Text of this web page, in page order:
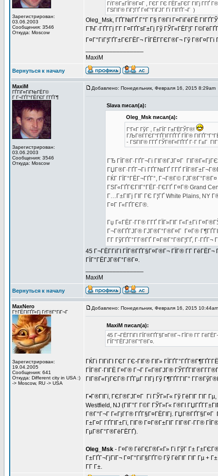
Зарегистрирован:
03.06.2003
Сообщения: 3546
Откуда: Moscow
ГѓГ®Г±ГЇГ®Г¤Г , ГЄГ ГЄ ГЁГ±ГЄГ ГІГј Г­ГҐ
ГЅГІГ® ГіГ¦ГҐ Г¤Г°ГіГЈГ Гї ГІГҐГ¬Г )
Oleg_Msk, ГҐГ№ГҐ Г°Г Г§ Г®ГІ Г¤ГіГёГЁ
ГЋГ·ГҐГ­Гј Г­Г Г¤ГҐГѕГ±Гј Гў ГЎГ«ГЁГ¦Г
Г¤Г°ГіГ¦ГҐГ±ГЄГЁГ¬ ГЇГЁГ­ГЄГ®Г¬ Гў Г®Г¤Г­Гі
MaxiM
Вернуться к началу
MaxiM
ГЃГіГ¤ГіГ№ГЁГ©
Г Г¬ГҐГ°ГЁГЄГ Г­ГҐГ¶
Зарегистрирован:
03.06.2003
Сообщения: 3546
Откуда: Moscow
Добавлено: Понедельник, Февраля 16, 2015 8:29am
Slava писал(а):
Oleg_Msk писал(а):
Г‘Г«Г ГўГ , Г±ГЇГ Г±ГЁГЎГ®!
ГЉГ®Г­ГЄГ°ГҐГІГ­ГҐГҐ ГЇГ®
- ГЅГІГ® Г­ГҐ ГЎГ®Г«ГҐГҐ Г·Г Г±Г
ГЂ ГЇГ®Г·ГҐГ¬Гі ГІГ®ГЈГ¤Г
ГЏГ®Г·ГҐГ¬Гі ГҐГ№ГҐ Г­ГҐ
ГЌГ ГЇГ°ГЁГ¬ГҐГ°, Г¬Г®Г©
ГЅГ«ГҐГЄГІГ°ГЁГ·ГЄГҐ Г¤Г® Grand
Г…Г±ГІГј ГІГ ГЄ Г¦ГҐ White Plains, NY
Г¤Г Г«ГҐГЄГ®.
Гџ Г«ГЁГ·Г­Г® Г­ГҐ ГЇГ»ГІГ Г«Г±Гї
Г¬Г®ГҐГЈГ® ГЈГ®Г°Г®Г¤Г Г¤Г®
Г­Г ГўГҐГ°Г­Г®ГҐ Г¤Г®Г°Г®Г¦ГҐ,
45 Г¬ГЁГ­ГіГІ ГЇГ®ГҐГ§Г¤Г®Г¬ ГЇГ® Г­Г
ГЇГ°ГЁГЈГ®Г°Г®Г¤.
MaxiM
Вернуться к началу
MaxNero
Г†ГЁГІГҐГ«Гј ГґГ®Г°ГіГ¬Г
Зарегистрирован:
19.04.2005
Сообщения: 641
Откуда: Different city in USA :)
-> Moscow, RU -> USA
Добавлено: Понедельник, Февраля 16, 2015 10:44am
MaxiM писал(а):
45 Г¬ГЁГ­ГіГІ ГЇГ®ГҐГ§Г¤Г®Г¬ ГЇГ® Г­Г
ГЇГ°ГЁГЈГ®Г°Г®Г¤.
ГЌГі ГІГіГІ ГЄГ ГЄ-ГІГ® ГІГ»
ГЇГ®Г·ГІГЁ Г¤Г® Г¬Г Г«Г®ГЈГ®
ГІГ®Г«ГјГЄГ® ГҐГµГ ГІГј Гў Г¶ГҐГ­ГІГ°
Г•Г®ГІГї, ГЄГ®ГЈГ¤Г Гї ГЎГ»Г« Гў ГёГІГ ГІГ
Westfield, NJ (ГІГ°Г Г©Г­ ГЎГ»Г« Г®ГІ
Г®Г°Г¬Г Г«ГјГ­Г® ГҐГ§Г¤ГЁГІГј. ГЏГ®ГҐГ§Г¤Г
Г±Г¤Г ГҐГІГ±Гї, ГІГ® Г¤Г®Г±ГІГ ГІГ®Г·Г­Г®
ГµГ®Г°Г®ГёГЁГҐ).
Oleg_Msk - Г¤Г® ГёГЄГ®Г«Г» Гі ГўГ Г±
Г±ГҐГ¬ГјГїГ¬ Г¤Г°ГіГ§ГҐГ© Гў ГёГІГ ГІГ Гµ +
Г­Г Г±.